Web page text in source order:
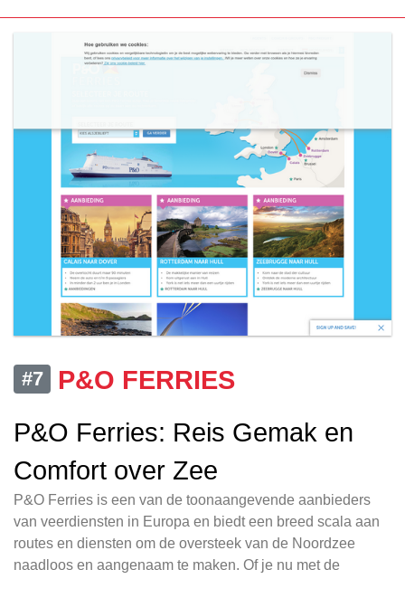
#7
P&O FERRIES
P&O Ferries: Reis Gemak en
Comfort over Zee
P&O Ferries is een van de toonaangevende aanbieders
van veerdiensten in Europa en biedt een breed scala aan
routes en diensten om de oversteek van de Noordzee
naadloos en aangenaam te maken. Of je nu met de